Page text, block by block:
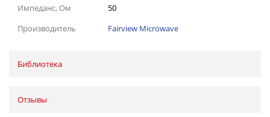
Импеданс, Ом
50
Производитель
Fairview Microwave
Библиотека
Отзывы